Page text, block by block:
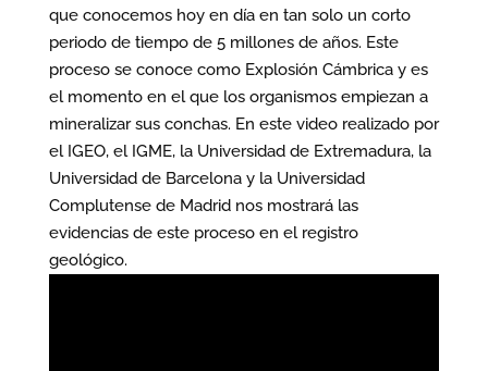
que conocemos hoy en día en tan solo un corto
periodo de tiempo de 5 millones de años. Este
proceso se conoce como Explosión Cámbrica y es
el momento en el que los organismos empiezan a
mineralizar sus conchas. En este video realizado por
el IGEO, el IGME, la Universidad de Extremadura, la
Universidad de Barcelona y la Universidad
Complutense de Madrid nos mostrará las
evidencias de este proceso en el registro
geológico.